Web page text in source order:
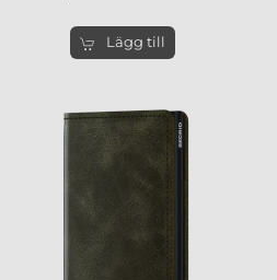
Lägg till